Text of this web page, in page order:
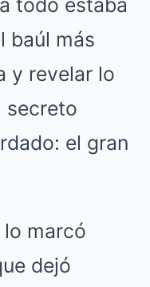
todo estaba
baúl más
y revelar lo
secreto
el gran
marcó
dejó